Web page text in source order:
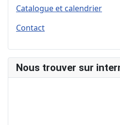
Catalogue et calendrier
Contact
Nous trouver sur